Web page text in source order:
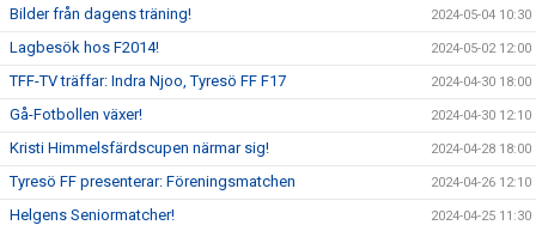
Bilder från dagens träning! 2024-05-04 10:30
Lagbesök hos F2014! 2024-05-02 12:00
TFF-TV träffar: Indra Njoo, Tyresö FF F17 2024-04-30 18:00
Gå-Fotbollen växer! 2024-04-30 12:10
Kristi Himmelsfärdscupen närmar sig! 2024-04-28 18:00
Tyresö FF presenterar: Föreningsmatchen 2024-04-26 12:10
Helgens Seniormatcher! 2024-04-25 11:30